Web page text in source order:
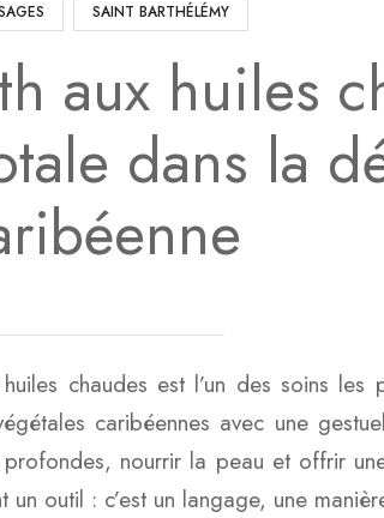
SAINT BARTHÉLÉMY
aux huiles
dans la
chaudes est l’un des soins
caribéennes avec une
nourrir la peau et offrir
un outil : c’est un langage, une